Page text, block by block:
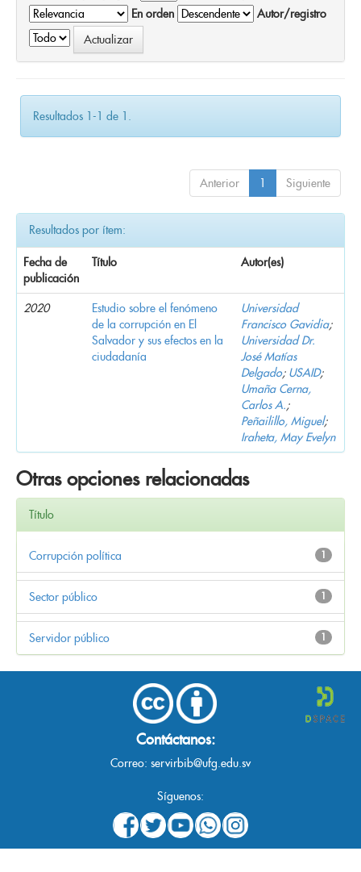
En orden
Autor/registro
Resultados 1-1 de 1.
Anterior 1 Siguiente
Resultados por ítem:
Fecha de
publicación
Título Autor(es)
2020
Estudio sobre el fenómeno
de la corrupción en El
Salvador y sus efectos en la
ciudadanía
Universidad
Francisco Gavidia;
Universidad Dr.
José Matías
Delgado; USAID;
Umaña Cerna,
Carlos A.;
Peñailillo, Miguel;
Iraheta, May Evelyn
Otras opciones relacionadas
Título
1
Corrupción política
1
Sector público
1
Servidor público
Contáctanos:
Correo: servirbib@ufg.edu.sv
Síguenos: